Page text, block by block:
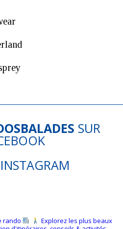
SUR
INSTAGRAM
rando
Explorez les plus beaux